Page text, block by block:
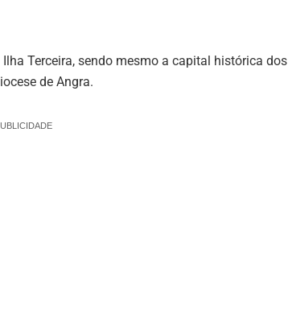
Terceira, sendo mesmo a capital histórica dos
de Angra.